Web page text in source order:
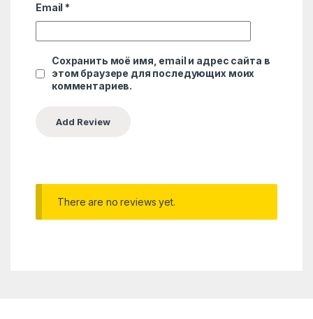
Email *
Сохранить моё имя, email и адрес сайта в
этом браузере для последующих моих
комментариев.
There are no reviews yet.